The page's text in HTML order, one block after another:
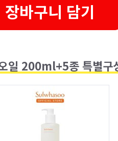
장바구니 담기
일 200ml+5종 특별